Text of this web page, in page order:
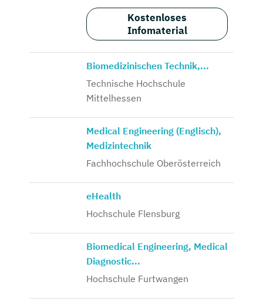
Kostenloses
Infomaterial
Biomedizinischen Technik,...
Technische Hochschule
Mittelhessen
Medical Engineering (Englisch),
Medizintechnik
Fachhochschule Oberösterreich
eHealth
Hochschule Flensburg
Biomedical Engineering, Medical
Diagnostic...
Hochschule Furtwangen